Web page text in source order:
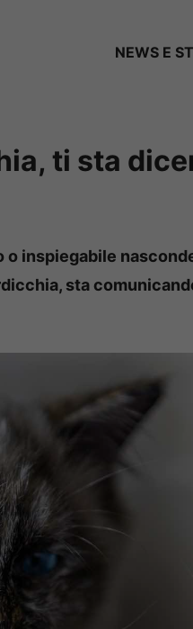
NEWS E
ti sta
inspiegabile
sta